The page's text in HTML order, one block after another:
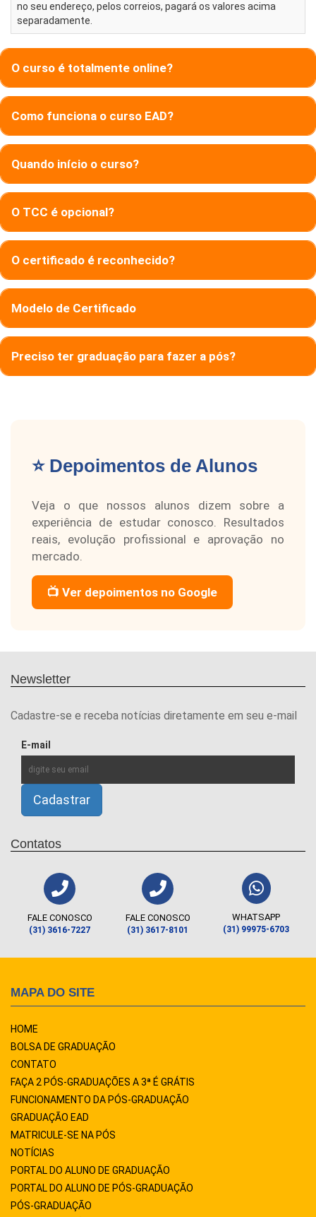
no seu endereço, pelos correios, pagará os valores acima
separadamente.
O curso é totalmente online?
Como funciona o curso EAD?
Quando início o curso?
O TCC é opcional?
O certificado é reconhecido?
Modelo de Certificado
Preciso ter graduação para fazer a pós?
⭐ Depoimentos de Alunos
Veja o que nossos alunos dizem sobre a
experiência de estudar conosco. Resultados
reais, evolução profissional e aprovação no
mercado.
📺 Ver depoimentos no Google
Newsletter
Cadastre-se e receba notícias diretamente em seu e-mail
E-mail
Contatos
FALE CONOSCO
(31) 3616-7227
FALE CONOSCO
(31) 3617-8101
WHATSAPP
(31) 99975-6703
MAPA DO SITE
HOME
BOLSA DE GRADUAÇÃO
CONTATO
FAÇA 2 PÓS-GRADUAÇÕES A 3ª É GRÁTIS
FUNCIONAMENTO DA PÓS-GRADUAÇÃO
GRADUAÇÃO EAD
MATRICULE-SE NA PÓS
NOTÍCIAS
PORTAL DO ALUNO DE GRADUAÇÃO
PORTAL DO ALUNO DE PÓS-GRADUAÇÃO
PÓS-GRADUAÇÃO